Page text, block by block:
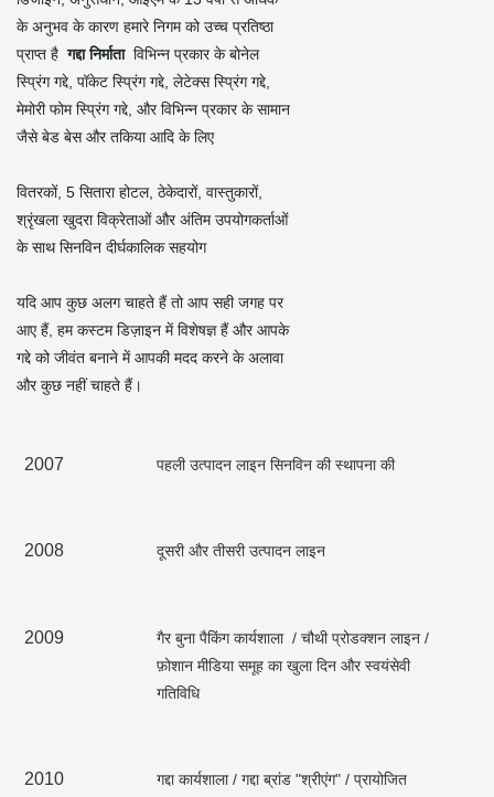
के अनुभव के कारण हमारे निगम को उच्च प्रतिष्ठा
प्राप्त है गद्दा निर्माता विभिन्न प्रकार के बोनेल
स्प्रिंग गद्दे, पॉकेट स्प्रिंग गद्दे, लेटेक्स स्प्रिंग गद्दे,
मेमोरी फोम स्प्रिंग गद्दे, और विभिन्न प्रकार के सामान
जैसे बेड बेस और तकिया आदि के लिए
वितरकों, 5 सितारा होटल, ठेकेदारों, वास्तुकारों,
श्रृंखला खुदरा विक्रेताओं और अंतिम उपयोगकर्ताओं
के साथ सिनविन दीर्घकालिक सहयोग
यदि आप कुछ अलग चाहते हैं तो आप सही जगह पर
आए हैं, हम कस्टम डिज़ाइन में विशेषज्ञ हैं और आपके
गद्दे को जीवंत बनाने में आपकी मदद करने के अलावा
और कुछ नहीं चाहते हैं।
2007 पहली उत्पादन लाइन सिनविन की स्थापना की
2008 दूसरी और तीसरी उत्पादन लाइन
2009
गैर बुना पैकिंग कार्यशाला / चौथी प्रोडक्शन लाइन /
फ़ोशान मीडिया समूह का खुला दिन और स्वयंसेवी
गतिविधि
2010
गद्दा कार्यशाला / गद्दा ब्रांड "श्रीएंग" / प्रायोजित